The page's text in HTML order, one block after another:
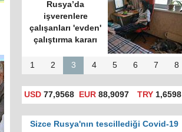
Rusya’da
işverenlere
çalışanları 'evden'
çalıştırma kararı
1 2 3 4 5 6 7 8
USD 77,9568 EUR 88,9097 TRY1,6598
Sizce Rusya'nın tescillediği Covid-19